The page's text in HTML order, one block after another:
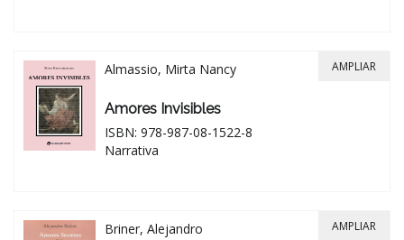
Almassio, Mirta Nancy
Amores Invisibles
ISBN: 978-987-08-1522-8
Narrativa
AMPLIAR
Briner, Alejandro AMPLIAR